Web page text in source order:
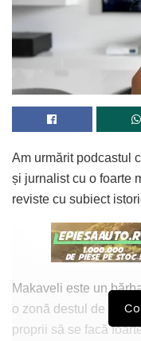
Am urmărit podcastul
și jurnalist cu o foarte
reviste cu subiect
Makaveli este un
o zonă destul de
proprii să se facă